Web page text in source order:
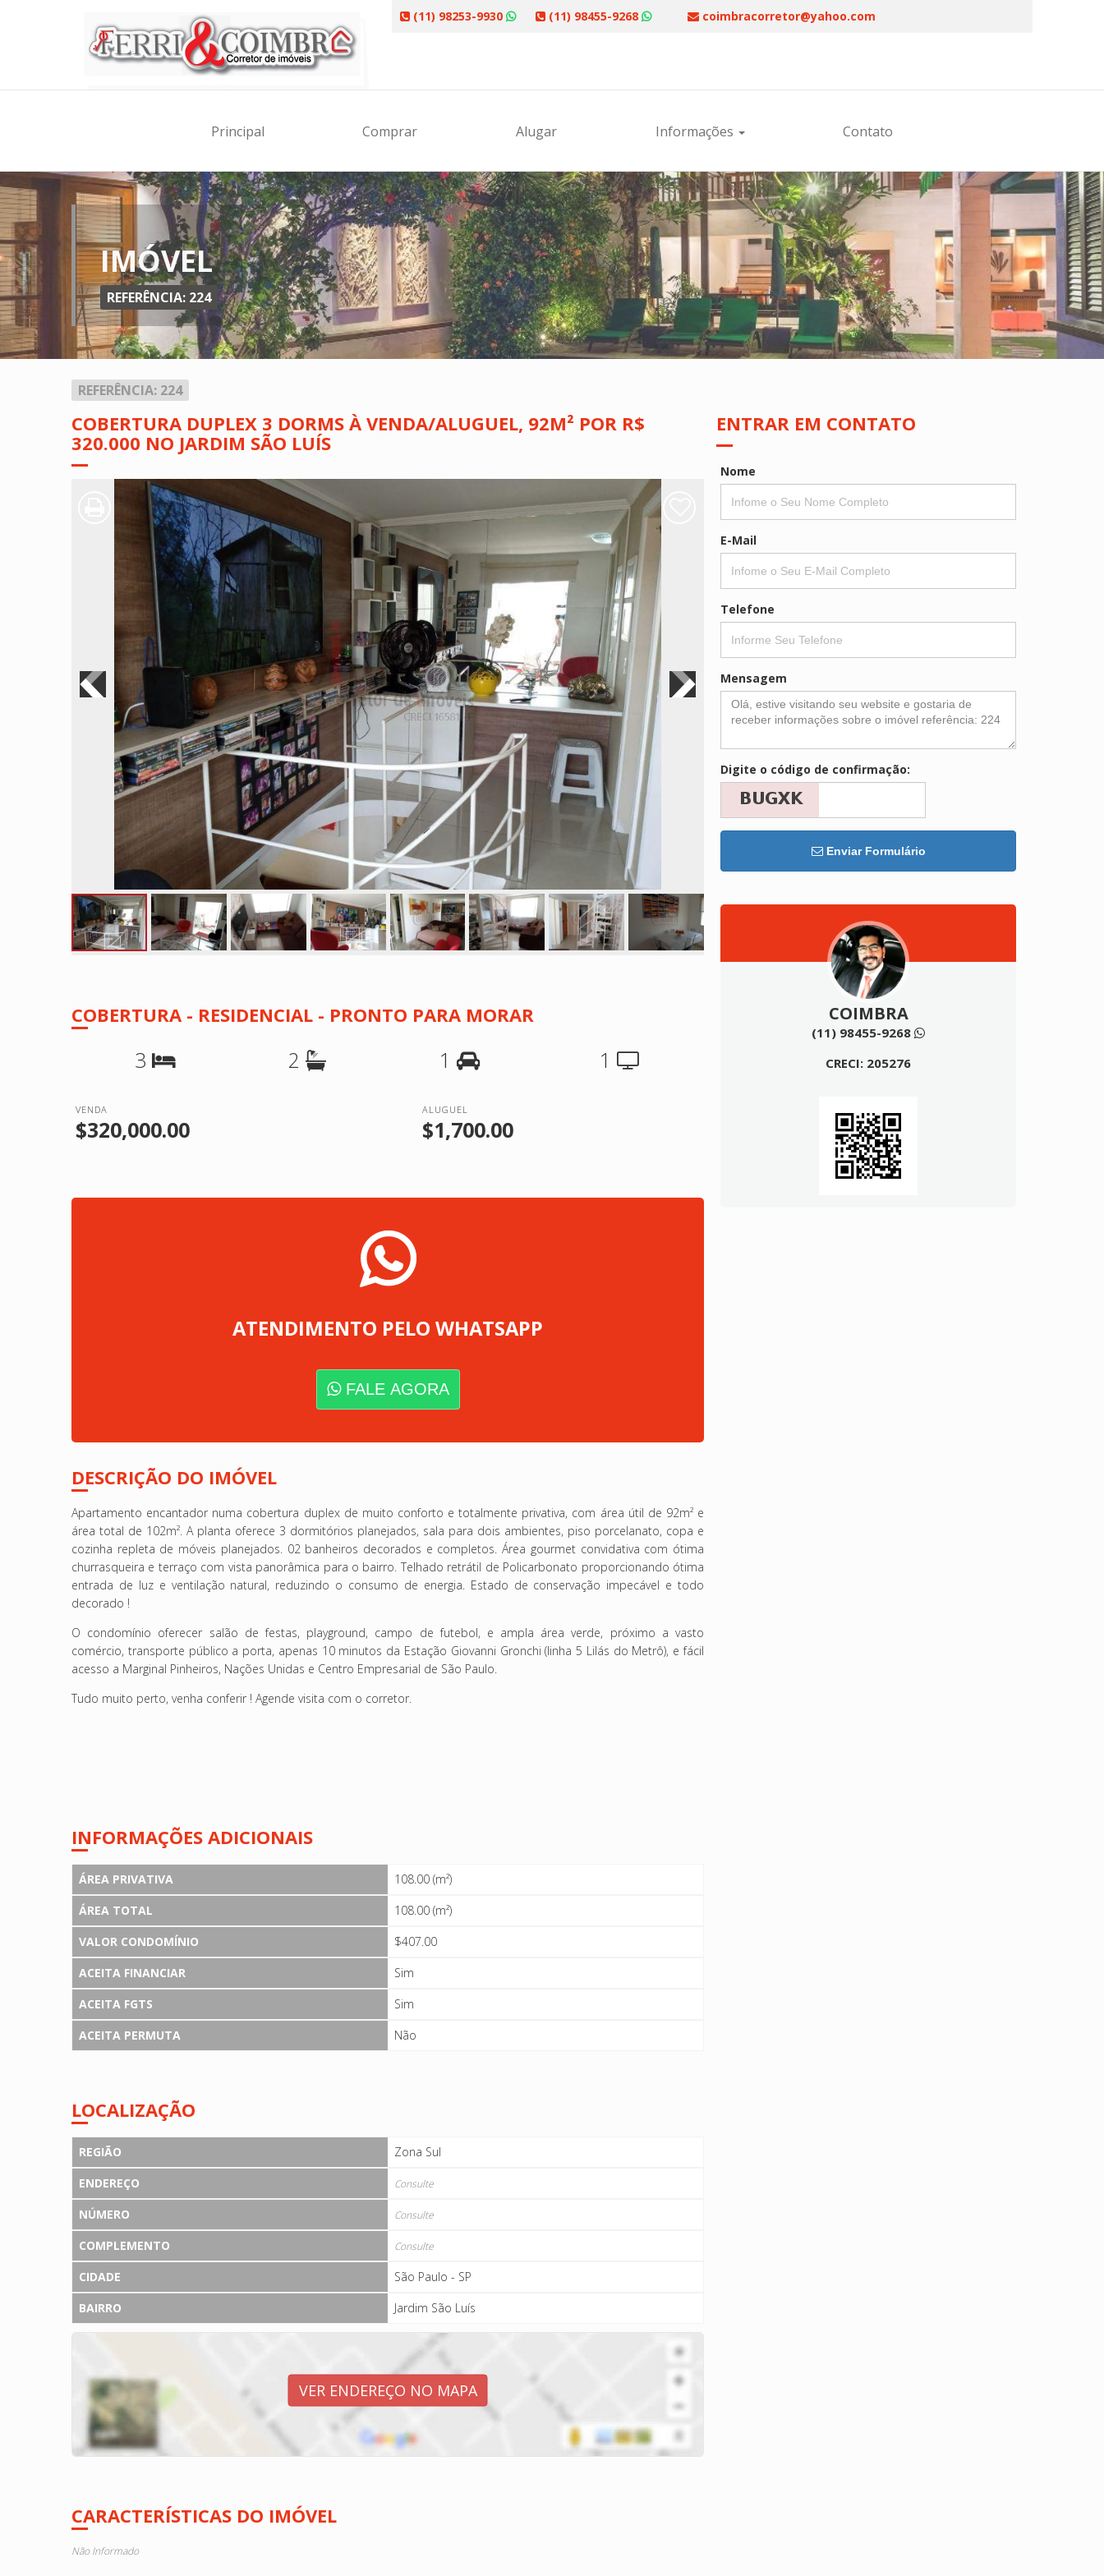
(11) 98253-9930 (11) 98455-9268 coimbracorretor@yahoo.com
Principal Comprar Alugar Informações Contato
IMÓVEL
REFERÊNCIA: 224
REFERÊNCIA: 224
COBERTURA DUPLEX 3 DORMS À VENDA/ALUGUEL, 92M² POR R$
320.000 NO JARDIM SÃO LUÍS
COBERTURA - RESIDENCIAL - PRONTO PARA MORAR
3 2 1 1
VENDA
$320,000.00
ALUGUEL
$1,700.00
ATENDIMENTO PELO WHATSAPP
FALE AGORA
DESCRIÇÃO DO IMÓVEL
Apartamento encantador numa cobertura duplex de muito conforto e totalmente privativa, com área útil de 92m² e
área total de 102m². A planta oferece 3 dormitórios planejados, sala para dois ambientes, piso porcelanato, copa e
cozinha repleta de móveis planejados. 02 banheiros decorados e completos. Área gourmet convidativa com ótima
churrasqueira e terraço com vista panorâmica para o bairro. Telhado retrátil de Policarbonato proporcionando ótima
entrada de luz e ventilação natural, reduzindo o consumo de energia. Estado de conservação impecável e todo
decorado !
O condomínio oferecer salão de festas, playground, campo de futebol, e ampla área verde, próximo a vasto
comércio, transporte público a porta, apenas 10 minutos da Estação Giovanni Gronchi (linha 5 Lilás do Metrô), e fácil
acesso a Marginal Pinheiros, Nações Unidas e Centro Empresarial de São Paulo.
Tudo muito perto, venha conferir ! Agende visita com o corretor.
INFORMAÇÕES ADICIONAIS
ÁREA PRIVATIVA
108.00 (m²)
ÁREA TOTAL
108.00 (m²)
VALOR CONDOMÍNIO
$407.00
ACEITA FINANCIAR
Sim
ACEITA FGTS
Sim
ACEITA PERMUTA
Não
LOCALIZAÇÃO
REGIÃO
Zona Sul
ENDEREÇO
Consulte
NÚMERO Consulte
COMPLEMENTO Consulte
CIDADE
São Paulo - SP
BAIRRO
Jardim São Luís
VER ENDEREÇO NO MAPA
CARACTERÍSTICAS DO IMÓVEL
Não Informado
ENTRAR EM CONTATO
Nome
E-Mail
Telefone
Mensagem
Digite o código de confirmação:
Enviar Formulário
COIMBRA
(11) 98455-9268
CRECI: 205276